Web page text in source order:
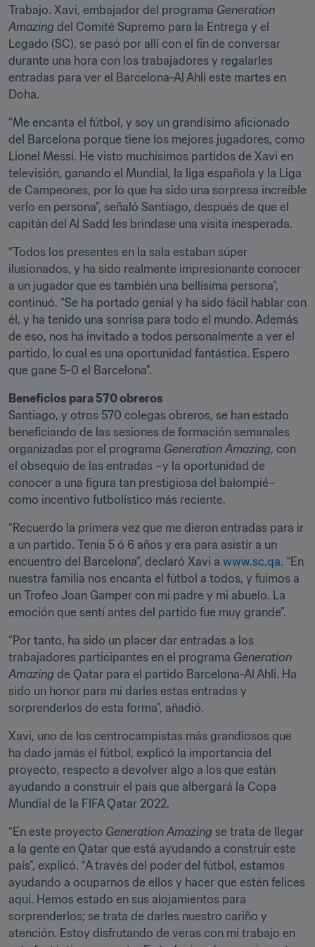
Trabajo. Xavi, embajador del programa Generation
Amazing del Comité Supremo para la Entrega y el
Legado (SC), se pasó por allí con el fin de conversar
durante una hora con los trabajadores y regalarles
entradas para ver el Barcelona-Al Ahli este martes en
Doha.
“Me encanta el fútbol, y soy un grandísimo aficionado
del Barcelona porque tiene los mejores jugadores, como
Lionel Messi. He visto muchísimos partidos de Xavi en
televisión, ganando el Mundial, la liga española y la Liga
de Campeones, por lo que ha sido una sorpresa increíble
verlo en persona”, señaló Santiago, después de que el
capitán del Al Sadd les brindase una visita inesperada.
“Todos los presentes en la sala estaban súper
ilusionados, y ha sido realmente impresionante conocer
a un jugador que es también una bellísima persona”,
continuó. “Se ha portado genial y ha sido fácil hablar con
él, y ha tenido una sonrisa para todo el mundo. Además
de eso, nos ha invitado a todos personalmente a ver el
partido, lo cual es una oportunidad fantástica. Espero
que gane 5-0 el Barcelona”.
Beneficios para 570 obreros
Santiago, y otros 570 colegas obreros, se han estado
beneficiando de las sesiones de formación semanales
organizadas por el programa Generation Amazing, con
el obsequio de las entradas –y la oportunidad de
conocer a una figura tan prestigiosa del balompié–
como incentivo futbolístico más reciente.
“Recuerdo la primera vez que me dieron entradas para ir
a un partido. Tenía 5 ó 6 años y era para asistir a un
encuentro del Barcelona”, declaró Xavi a www.sc.qa. “En
nuestra familia nos encanta el fútbol a todos, y fuimos a
un Trofeo Joan Gamper con mi padre y mi abuelo. La
emoción que sentí antes del partido fue muy grande”.
“Por tanto, ha sido un placer dar entradas a los
trabajadores participantes en el programa Generation
Amazing de Qatar para el partido Barcelona-Al Ahli. Ha
sido un honor para mí darles estas entradas y
sorprenderlos de esta forma”, añadió.
Xavi, uno de los centrocampistas más grandiosos que
ha dado jamás el fútbol, explicó la importancia del
proyecto, respecto a devolver algo a los que están
ayudando a construir el país que albergará la Copa
Mundial de la FIFA Qatar 2022.
“En este proyecto Generation Amazing se trata de llegar
a la gente en Qatar que está ayudando a construir este
país”, explicó. “A través del poder del fútbol, estamos
ayudando a ocuparnos de ellos y hacer que estén felices
aquí. Hemos estado en sus alojamientos para
sorprenderlos; se trata de darles nuestro cariño y
atención. Estoy disfrutando de veras con mi trabajo en